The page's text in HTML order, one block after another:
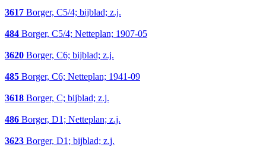
3617 Borger, C5/4; bijblad; z.j.
484 Borger, C5/4; Netteplan; 1907-05
3620 Borger, C6; bijblad; z.j.
485 Borger, C6; Netteplan; 1941-09
3618 Borger, C; bijblad; z.j.
486 Borger, D1; Netteplan; z.j.
3623 Borger, D1; bijblad; z.j.